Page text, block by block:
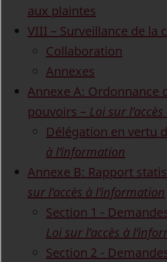
aux plaintes
VIII – Surveillance de la
Collaboration
Annexes
Annexe A: Ordonnance
pouvoirs – Loi sur
Délégation en vertu
à l’information
Annexe B: Rapport
sur l’accès à l’information
Section 1 -
Loi sur l’accès à
Section 2 -